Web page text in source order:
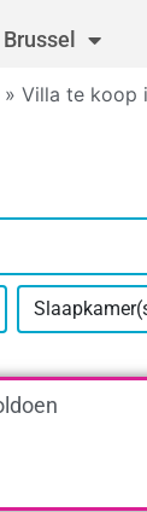
» Villa te koop